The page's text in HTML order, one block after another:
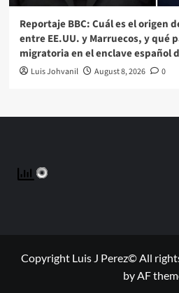
Reportaje BBC: Cuál es el origen
entre EE.UU. y Marruecos, y qué
migratoria en el enclave español
Luis Johvanil August 8, 2026 0
Copyright Luis J Perez© All
by AF